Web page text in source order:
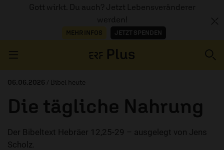
Gott wirkt. Du auch? Jetzt Lebensveränderer
werden!
MEHR INFOS JETZT SPENDEN
AUDIOTHEK
06.06.2026 / Bibel heute
Die tägliche Nahrung
Der Bibeltext Hebräer 12,25-29 – ausgelegt von Jens
Scholz.